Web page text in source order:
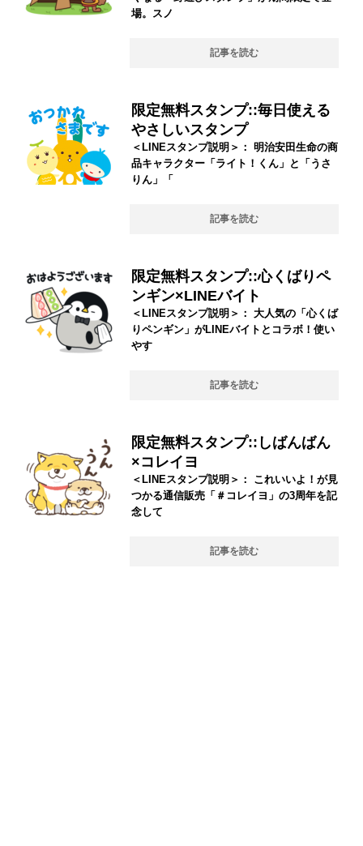
場。スノ
記事を読む
限定無料スタンプ::毎日使える
やさしいスタンプ
＜LINEスタンプ説明＞： 明治安田生命の商
品キャラクター「ライト！くん」と「うさ
りん」「
記事を読む
限定無料スタンプ::心くばりペ
ンギン×LINEバイト
＜LINEスタンプ説明＞： 大人気の「心くば
りペンギン」がLINEバイトとコラボ！使い
やす
記事を読む
限定無料スタンプ::しばんばん
×コレイヨ
＜LINEスタンプ説明＞： これいいよ！が見
つかる通信販売「＃コレイヨ」の3周年を記
念して
記事を読む